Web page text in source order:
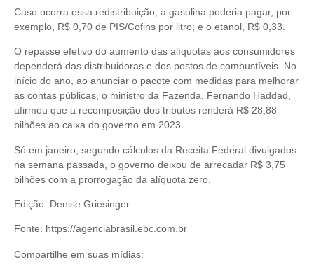
Caso ocorra essa redistribuição, a gasolina poderia pagar, por
exemplo, R$ 0,70 de PIS/Cofins por litro; e o etanol, R$ 0,33.
O repasse efetivo do aumento das alíquotas aos consumidores
dependerá das distribuidoras e dos postos de combustíveis. No
início do ano, ao anunciar o pacote com medidas para melhorar
as contas públicas, o ministro da Fazenda, Fernando Haddad,
afirmou que a recomposição dos tributos renderá R$ 28,88
bilhões ao caixa do governo em 2023.
Só em janeiro, segundo cálculos da Receita Federal divulgados
na semana passada, o governo deixou de arrecadar R$ 3,75
bilhões com a prorrogação da alíquota zero.
Edição: Denise Griesinger
Fonte: https://agenciabrasil.ebc.com.br
Compartilhe em suas mídias: